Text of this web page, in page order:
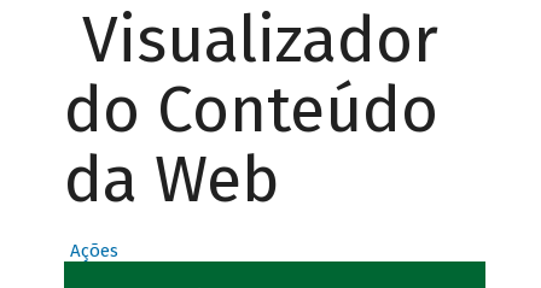
Visualizador
do Conteúdo
da Web
Ações